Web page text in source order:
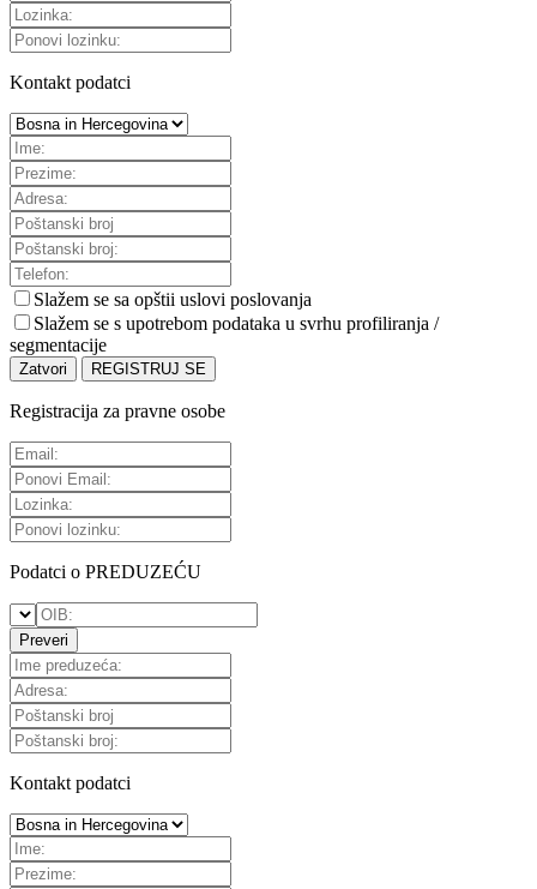
Kontakt podatci
Slažem se sa opštii uslovi poslovanja
Slažem se s upotrebom podataka u svrhu profiliranja /
segmentacije
Zatvori REGISTRUJ SE
Registracija za pravne osobe
Podatci o PREDUZEĆU
Preveri
Kontakt podatci